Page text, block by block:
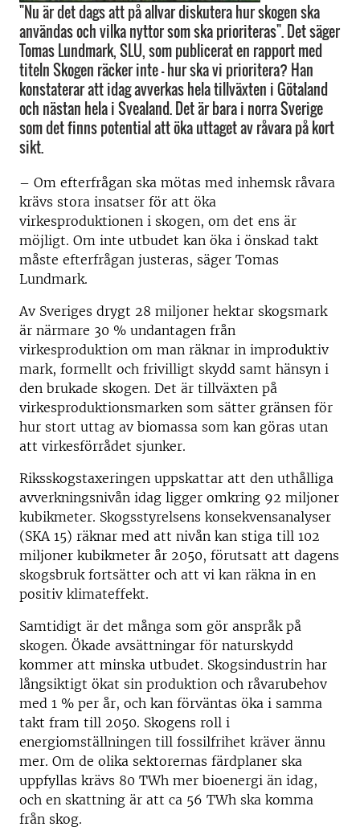
"Nu är det dags att på allvar diskutera hur skogen ska
användas och vilka nyttor som ska prioriteras". Det säger
Tomas Lundmark, SLU, som publicerat en rapport med
titeln Skogen räcker inte - hur ska vi prioritera? Han
konstaterar att idag avverkas hela tillväxten i Götaland
och nästan hela i Svealand. Det är bara i norra Sverige
som det finns potential att öka uttaget av råvara på kort
sikt.
– Om efterfrågan ska mötas med inhemsk råvara
krävs stora insatser för att öka
virkesproduktionen i skogen, om det ens är
möjligt. Om inte utbudet kan öka i önskad takt
måste efterfrågan justeras, säger Tomas
Lundmark.
Av Sveriges drygt 28 miljoner hektar skogsmark
är närmare 30 % undantagen från
virkesproduktion om man räknar in improduktiv
mark, formellt och frivilligt skydd samt hänsyn i
den brukade skogen. Det är tillväxten på
virkesproduktionsmarken som sätter gränsen för
hur stort uttag av biomassa som kan göras utan
att virkesförrådet sjunker.
Riksskogstaxeringen uppskattar att den uthålliga
avverkningsnivån idag ligger omkring 92 miljoner
kubikmeter. Skogsstyrelsens konsekvensanalyser
(SKA 15) räknar med att nivån kan stiga till 102
miljoner kubikmeter år 2050, förutsatt att dagens
skogsbruk fortsätter och att vi kan räkna in en
positiv klimateffekt.
Samtidigt är det många som gör anspråk på
skogen. Ökade avsättningar för naturskydd
kommer att minska utbudet. Skogsindustrin har
långsiktigt ökat sin produktion och råvarubehov
med 1 % per år, och kan förväntas öka i samma
takt fram till 2050. Skogens roll i
energiomställningen till fossilfrihet kräver ännu
mer. Om de olika sektorernas färdplaner ska
uppfyllas krävs 80 TWh mer bioenergi än idag,
och en skattning är att ca 56 TWh ska komma
från skog.